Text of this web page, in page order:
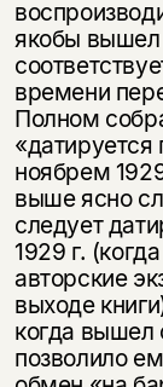
якобы вышел
времени
Полном
ноябрем
выше ясно
следует
1929 г.
авторские
выходе
когда вышел
позволило
Раз в
о
нет
Вы